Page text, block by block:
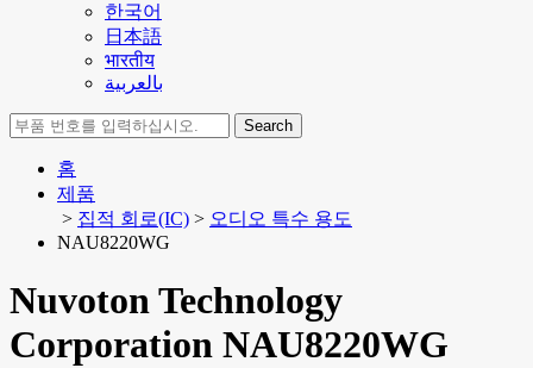
한국어
日本語
भारतीय
بالعربية
Search
홈
제품
> 집적 회로(IC) > 오디오 특수 용도
NAU8220WG
Nuvoton Technology
Corporation NAU8220WG